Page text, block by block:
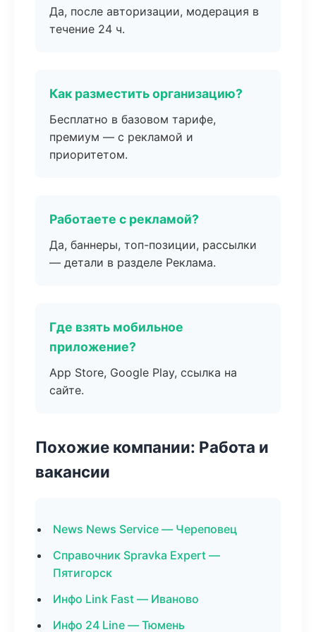
Да, после авторизации, модерация в
течение 24 ч.
Как разместить организацию?
Бесплатно в базовом тарифе,
премиум — с рекламой и
приоритетом.
Работаете с рекламой?
Да, баннеры, топ-позиции, рассылки
— детали в разделе Реклама.
Где взять мобильное
приложение?
App Store, Google Play, ссылка на
сайте.
Похожие компании: Работа и
вакансии
News News Service — Череповец
Справочник Spravka Expert —
Пятигорск
Инфо Link Fast — Иваново
Инфо 24 Line — Тюмень